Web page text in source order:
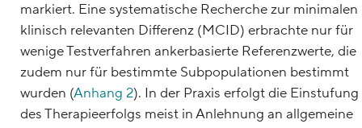
markiert. Eine systematische Recherche zur minimalen
klinisch relevanten Differenz (MCID) erbrachte nur für
wenige Testverfahren ankerbasierte Referenzwerte, die
zudem nur für bestimmte Subpopulationen bestimmt
wurden (Anhang 2). In der Praxis erfolgt die Einstufung
des Therapieerfolgs meist in Anlehnung an allgemeine